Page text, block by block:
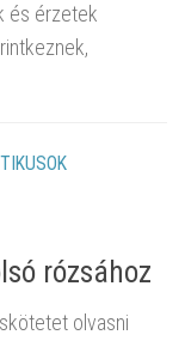
és érzetek
rózsához
olvasni